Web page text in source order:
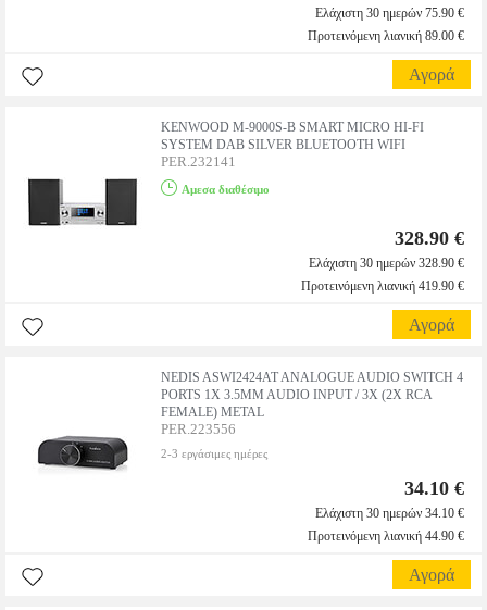
Ελάχιστη 30 ημερών 75.90 €
Προτεινόμενη λιανική 89.00 €
Αγορά
KENWOOD M-9000S-B SMART MICRO HI-FI
SYSTEM DAB SILVER BLUETOOTH WIFI
PER.232141
Αμεσα διαθέσιμο
328.90 €
Ελάχιστη 30 ημερών 328.90 €
Προτεινόμενη λιανική 419.90 €
Αγορά
NEDIS ASWI2424AT ANALOGUE AUDIO SWITCH 4
PORTS 1X 3.5MM AUDIO INPUT / 3X (2X RCA
FEMALE) METAL
PER.223556
2-3 εργάσιμες ημέρες
34.10 €
Ελάχιστη 30 ημερών 34.10 €
Προτεινόμενη λιανική 44.90 €
Αγορά